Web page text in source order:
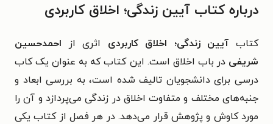
درباره کتاب آیین زندگی؛ اخلاق کاربردی
کتابآیین زندگی؛ اخلاق کاربردی اثری از احمدحسین
شریفی در باب اخلاق است. این کتاب که به عنوان یک کاب
درسی برای دانشجویان تالیف شده است، به بررسی ابعاد و
جنبه‌های مختلف و متفاوت اخلاق در زندگی می‌پردازد و آن را
مورد کاوش و پژوهش قرار می‌دهد. در هر فصل از کتاب یکی